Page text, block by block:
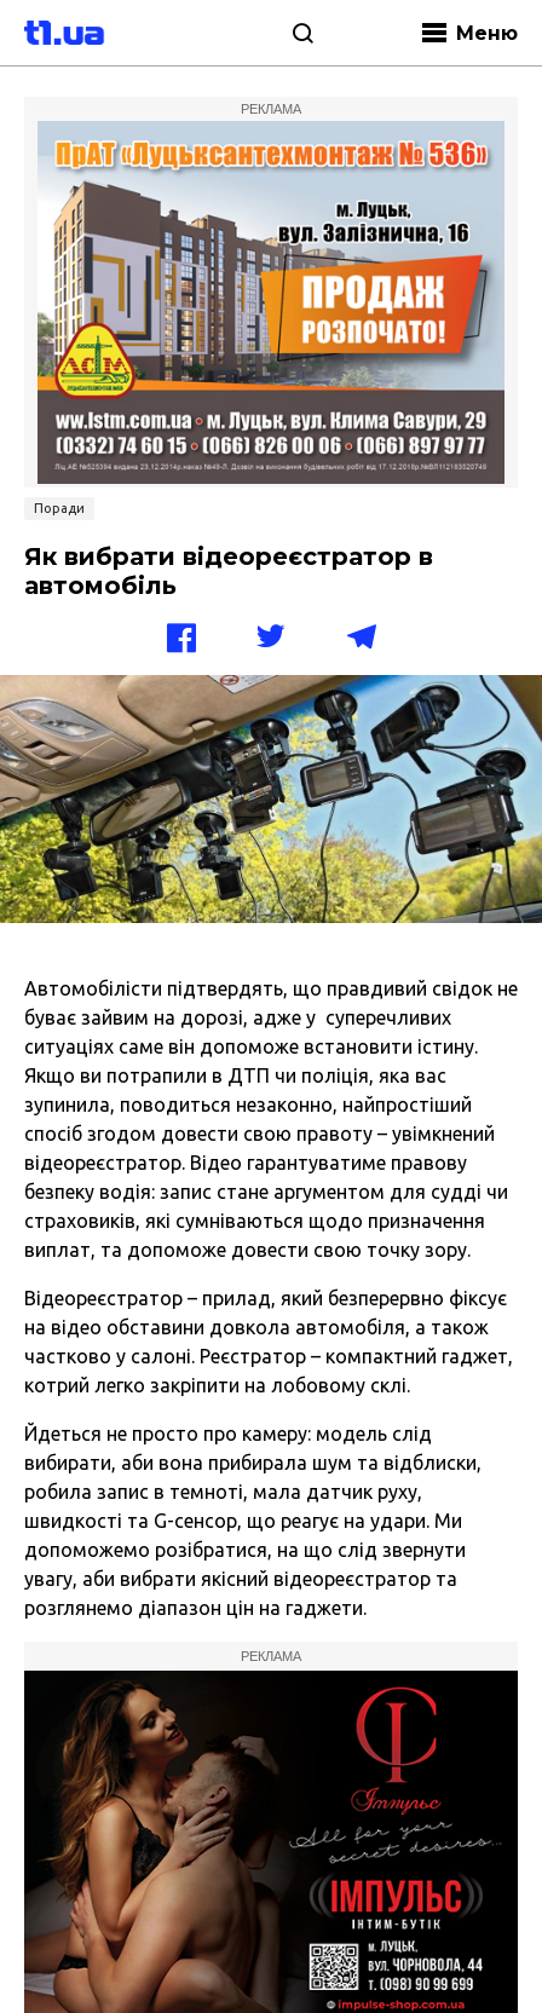
Меню
РЕКЛАМА
Поради
Як вибрати відеореєстратор в
автомобіль
Автомобілісти підтвердять, що правдивий свідок не
буває зайвим на дорозі, адже у суперечливих
ситуаціях саме він допоможе встановити істину.
Якщо ви потрапили в ДТП чи поліція, яка вас
зупинила, поводиться незаконно, найпростіший
спосіб згодом довести свою правоту – увімкнений
відеореєстратор. Відео гарантуватиме правову
безпеку водія: запис стане аргументом для судді чи
страховиків, які сумніваються щодо призначення
виплат, та допоможе довести свою точку зору.
Відеореєстратор – прилад, який безперервно фіксує
на відео обставини довкола автомобіля, а також
частково у салоні. Реєстратор – компактний гаджет,
котрий легко закріпити на лобовому склі.
Йдеться не просто про камеру: модель слід
вибирати, аби вона прибирала шум та відблиски,
робила запис в темноті, мала датчик руху,
швидкості та G-сенсор, що реагує на удари. Ми
допоможемо розібратися, на що слід звернути
увагу, аби вибрати якісний відеореєстратор та
розглянемо діапазон цін на гаджети.
РЕКЛАМА